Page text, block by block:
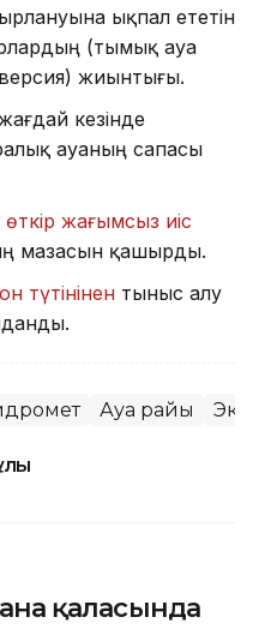
ықпал ететін
(тымық ауа
жиынтығы.
кезінде
ауаның сапасы
өткір жағымсыз иіс
мазасын қашырды.
түтінінен тыныс алу
Ауа райы
қаласында